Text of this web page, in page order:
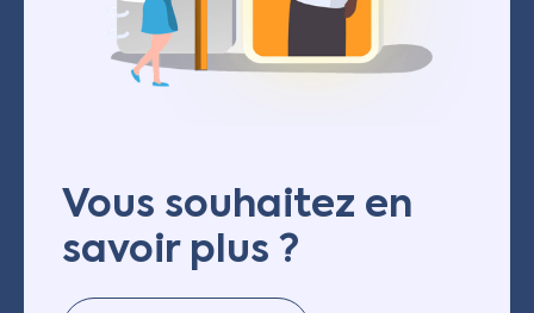
Vous souhaitez en
savoir plus ?